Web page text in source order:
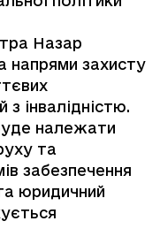
Назар
напрями захисту
інвалідністю.
належати
та
забезпечення
юридичний